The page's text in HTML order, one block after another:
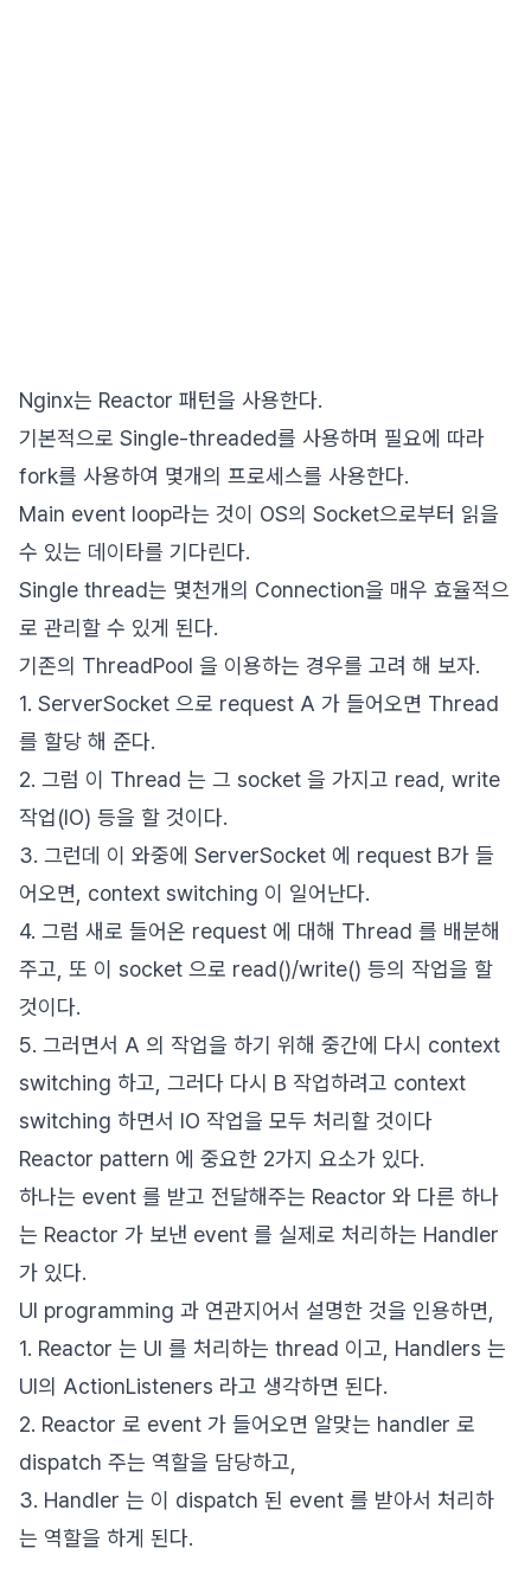
Nginx는 Reactor 패턴을 사용한다.
기본적으로 Single-threaded를 사용하며 필요에 따라
fork를 사용하여 몇개의 프로세스를 사용한다.
Main event loop라는 것이 OS의 Socket으로부터 읽을
수 있는 데이타를 기다린다.
Single thread는 몇천개의 Connection을 매우 효율적으
로 관리할 수 있게 된다.
기존의 ThreadPool 을 이용하는 경우를 고려 해 보자.
1. ServerSocket 으로 request A 가 들어오면 Thread
를 할당 해 준다.
2. 그럼 이 Thread 는 그 socket 을 가지고 read, write
작업(IO) 등을 할 것이다.
3. 그런데 이 와중에 ServerSocket 에 request B가 들
어오면, context switching 이 일어난다.
4. 그럼 새로 들어온 request 에 대해 Thread 를 배분해
주고, 또 이 socket 으로 read()/write() 등의 작업을 할
것이다.
5. 그러면서 A 의 작업을 하기 위해 중간에 다시 context
switching 하고, 그러다 다시 B 작업하려고 context
switching 하면서 IO 작업을 모두 처리할 것이다
Reactor pattern 에 중요한 2가지 요소가 있다.
하나는 event 를 받고 전달해주는 Reactor 와 다른 하나
는 Reactor 가 보낸 event 를 실제로 처리하는 Handler
가 있다.
UI programming 과 연관지어서 설명한 것을 인용하면,
1. Reactor 는 UI 를 처리하는 thread 이고, Handlers 는
UI의 ActionListeners 라고 생각하면 된다.
2. Reactor 로 event 가 들어오면 알맞는 handler 로
dispatch 주는 역할을 담당하고,
3. Handler 는 이 dispatch 된 event 를 받아서 처리하
는 역할을 하게 된다.